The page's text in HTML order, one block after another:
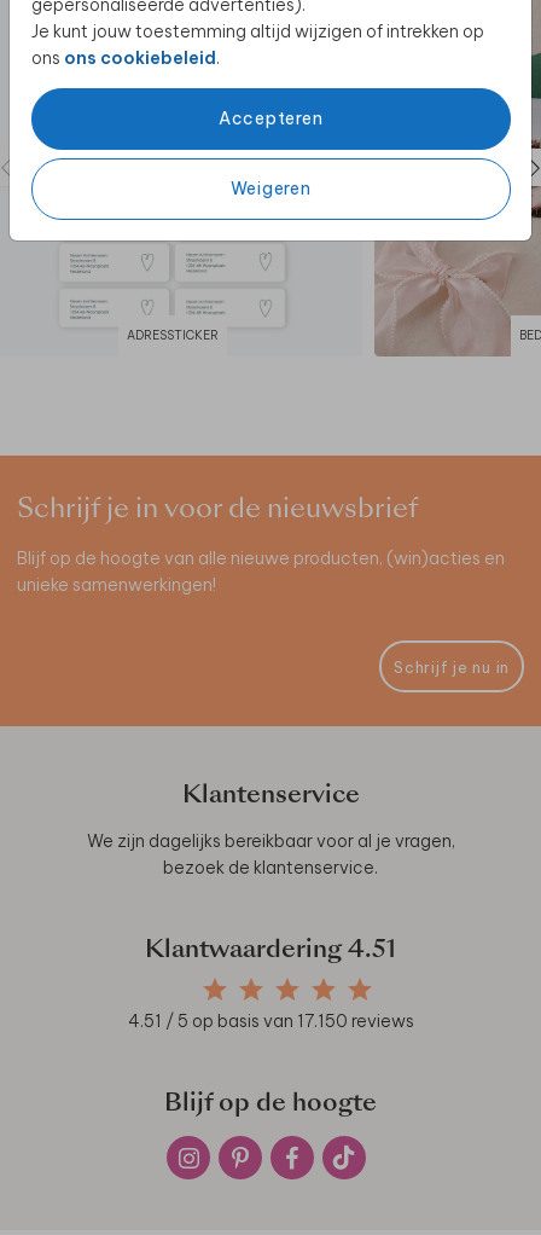
Je kunt jouw toestemming altijd wijzigen of intrekken op
ons ons cookiebeleid.
Accepteren
Weigeren
ADRESSTICKER
Schrijf je in voor de nieuwsbrief
Blijf op de hoogte van alle nieuwe producten, (win)acties en
unieke samenwerkingen!
Schrijf je nu in
Klantenservice
We zijn dagelijks bereikbaar voor al je vragen,
bezoek de klantenservice.
Klantwaardering 4.51
4.51 / 5 op basis van 17.150 reviews
Blijf op de hoogte